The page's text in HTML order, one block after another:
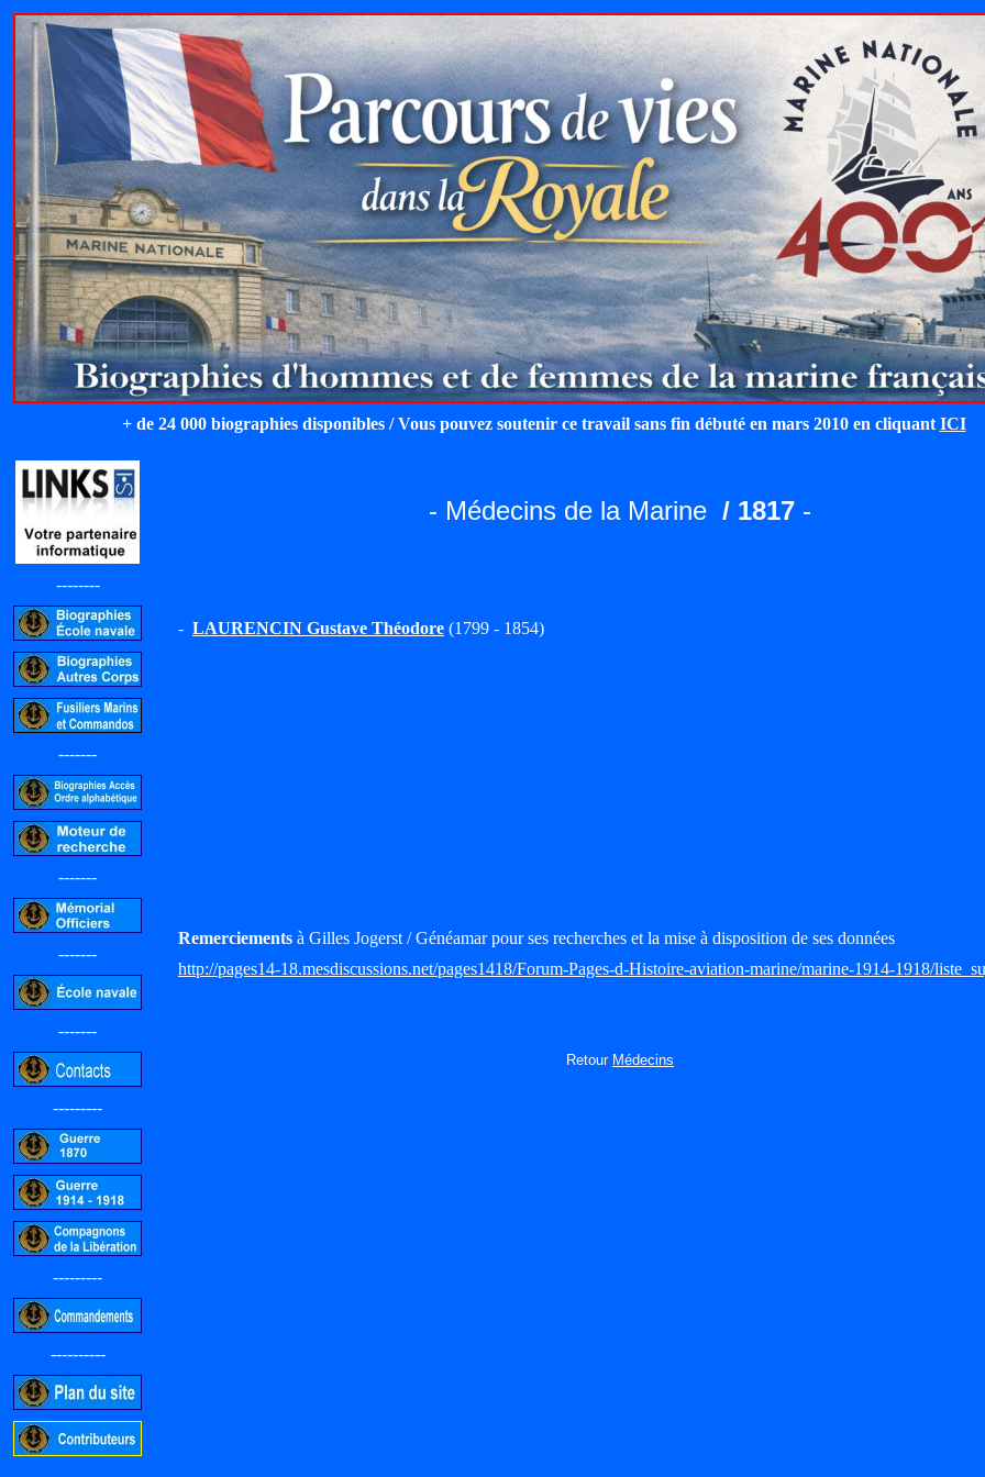
+ de 24 000 biographies disponibles / Vous pouvez soutenir ce travail sans fin débuté en mars 2010 en cliquant ICI
--------
-------
-------
-------
-------
---------
---------
----------
- Médecins de la Marine / 1817 -
- LAURENCIN Gustave Théodore (1799 - 1854)
Remerciements à Gilles Jogerst / Généamar pour ses recherches et la mise à disposition de ses données
http://pages14-18.mesdiscussions.net/pages1418/Forum-Pages-d-Histoire-aviation-marine/marine-1914-1918/
Retour Médecins